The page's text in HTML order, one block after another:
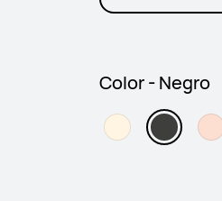
Color - Negro